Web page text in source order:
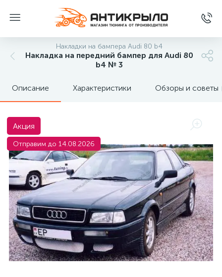
Накладки на бампера Audi 80 b4
Накладка на передний бампер для Audi 80
b4 № 3
Описание Характеристики Обзоры и советы
Акция
Отправим до 14.08.2026